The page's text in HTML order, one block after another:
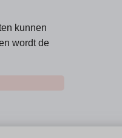
kunnen
wordt de